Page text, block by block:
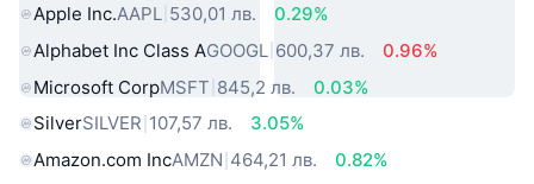
Apple Inc.AAPL 530,01 лв.
0.29%
Alphabet Inc Class AGOOGL 600,37 лв.
0.96%
Microsoft CorpMSFT 845,2 лв.
0.03%
SilverSILVER 107,57 лв.
3.05%
Amazon.com IncAMZN 464,21 лв.
0.82%